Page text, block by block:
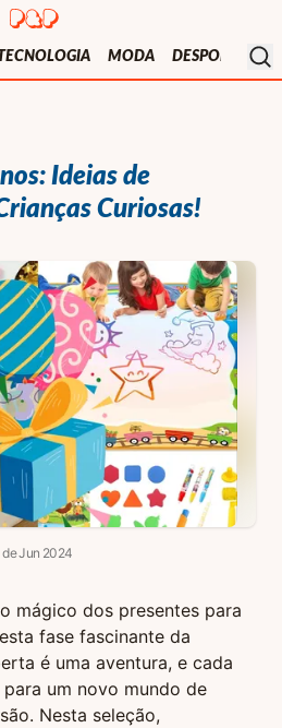
Presentes e Prendas
TECNOLOGIA MODA DESPORTO
Ideias de
Curiosas!
deJun 2024
mágico dos presentes para
fase fascinante da
é uma aventura, e cada
um novo mundo de
Nesta seleção,